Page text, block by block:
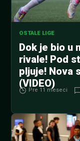
OSTALE LIGE
Dok je bio u
rivale! Pod
pljuje! Nova
(VIDEO)
Pre 11 meseci